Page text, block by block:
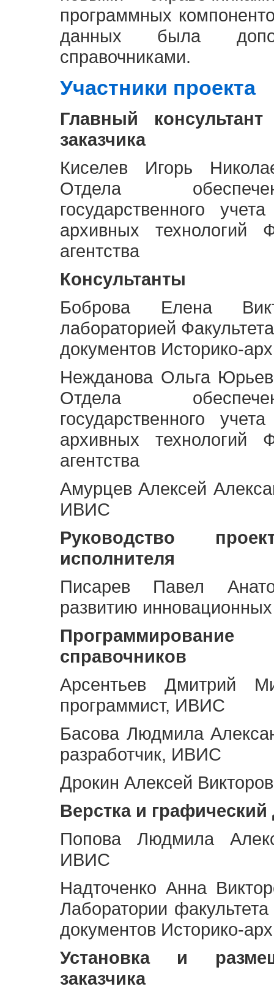
программных
данных была
справочниками.
Участники проекта
Главный
заказчика
Киселев Игорь
Отдела
государственного
архивных технологий
агентства
Консультанты
Боброва Елена
лабораторией
документов Историко-
Нежданова Ольга
Отдела
государственного
архивных технологий
агентства
Амурцев Алексей
ИВИС
Руководство
исполнителя
Писарев Павел
развитию
Программирование
справочников
Арсентьев Дмитрий
программист, ИВИС
Басова Людмила
разработчик, ИВИС
Дрокин Алексей
Верстка и графический
Попова Людмила
ИВИС
Надточенко Анна
Лаборатории
документов Историко-
Установка и
заказчика